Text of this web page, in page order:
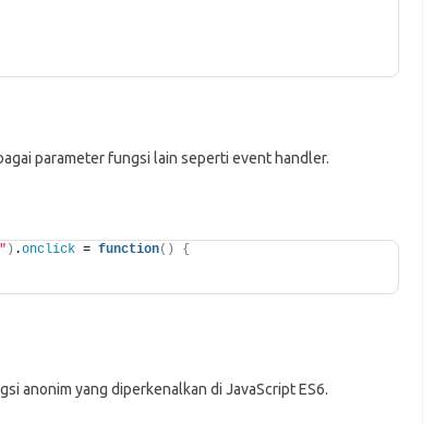
parameter fungsi lain seperti event handler.
) .onclick = function()
{
anonim yang diperkenalkan di JavaScript ES6.